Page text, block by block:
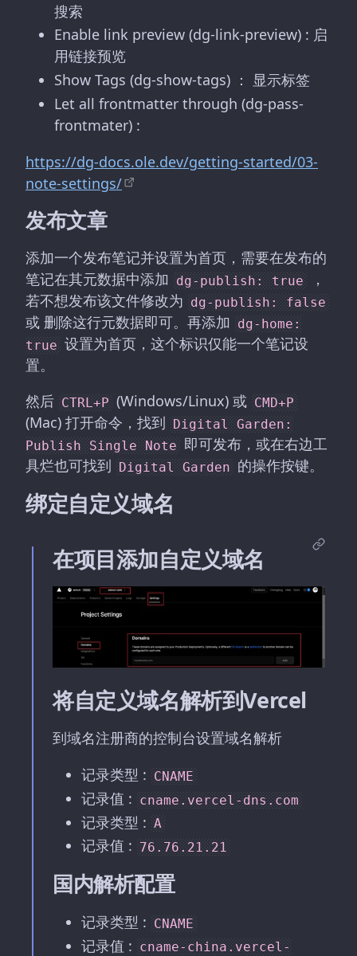
搜索
Enable link preview (dg-link-preview) : 启
用链接预览
Show Tags (dg-show-tags) ： 显示标签
Let all frontmatter through (dg-pass-
frontmater) :
https://dg-docs.ole.dev/getting-started/03-
note-settings/
发布文章
添加一个发布笔记并设置为首页，需要在发布的
笔记在其元数据中添加 dg-publish: true ，
若不想发布该文件修改为 dg-publish: false
或 删除这行元数据即可。再添加 dg-home:
true 设置为首页，这个标识仅能一个笔记设
置。
然后 CTRL+P (Windows/Linux) 或 CMD+P
(Mac) 打开命令，找到 Digital Garden:
Publish Single Note 即可发布，或在右边工
具烂也可找到 Digital Garden 的操作按键。
绑定自定义域名
在项目添加自定义域名
将自定义域名解析到Vercel
到域名注册商的控制台设置域名解析
记录类型 : CNAME
记录值 : cname.vercel-dns.com
记录类型 : A
记录值 : 76.76.21.21
国内解析配置
记录类型 : CNAME
记录值 : cname-china.vercel-